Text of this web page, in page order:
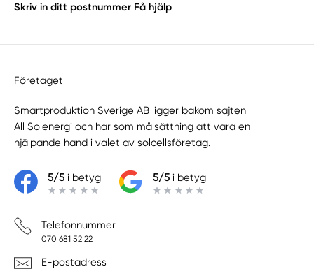
Skriv in ditt postnummer Få hjälp
Företaget
Smartproduktion Sverige AB ligger bakom sajten
All Solenergi och har som målsättning att vara en
hjälpande hand i valet av solcellsföretag.
5/5i betyg 5/5i betyg
Telefonnummer
070 681 52 22
E-postadress